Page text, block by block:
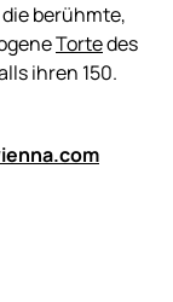
berühmte,
Tortedes
ihren 150.